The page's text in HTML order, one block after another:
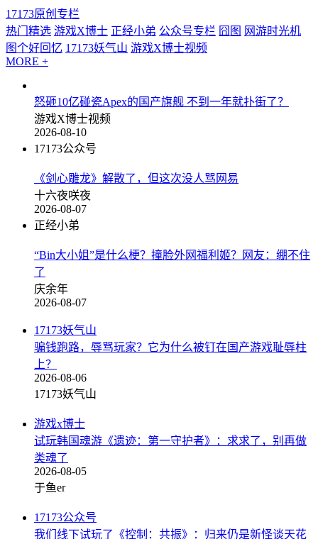
17173原创专栏
热门精选 游戏X博士 正经小弟 公众号专栏 囧图 网游时光机
图个好回忆 17173妖气山 游戏X博士视频
MORE +
怒砸10亿碰瓷Apex的国产旗舰 不到一年就扑街了？
游戏X博士视频
2026-08-10
17173公众号
《剑心雕龙》解散了，但这次没人骂网易
十六夜咲夜
2026-08-07
正经小弟
“Bin大小姐”是什么梗？撞脸外网福利姬？网友：绷不住
了
庆余年
2026-08-07
17173妖气山
骗钱跑路，辱骂玩家？它为什么被钉在国产游戏耻辱柱
上？
2026-08-06
17173妖气山
游戏x博士
试玩韩国魂游《遗迹：第一守护者》：求求了，别再做
类魂了
2026-08-05
于鱼er
17173公众号
我们线下试玩了《控制：共振》：归来仍是新怪谈天花